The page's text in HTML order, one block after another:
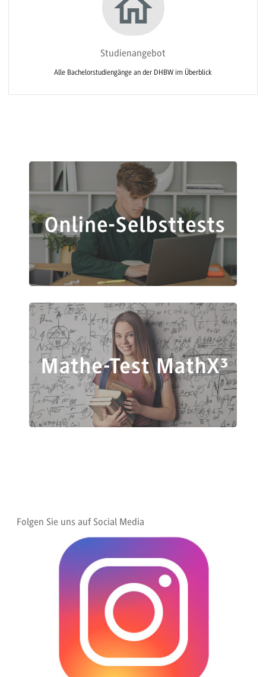
Studienangebot
Alle Bachelorstudiengänge an der DHBW im Überblick
Folgen Sie uns auf Social Media